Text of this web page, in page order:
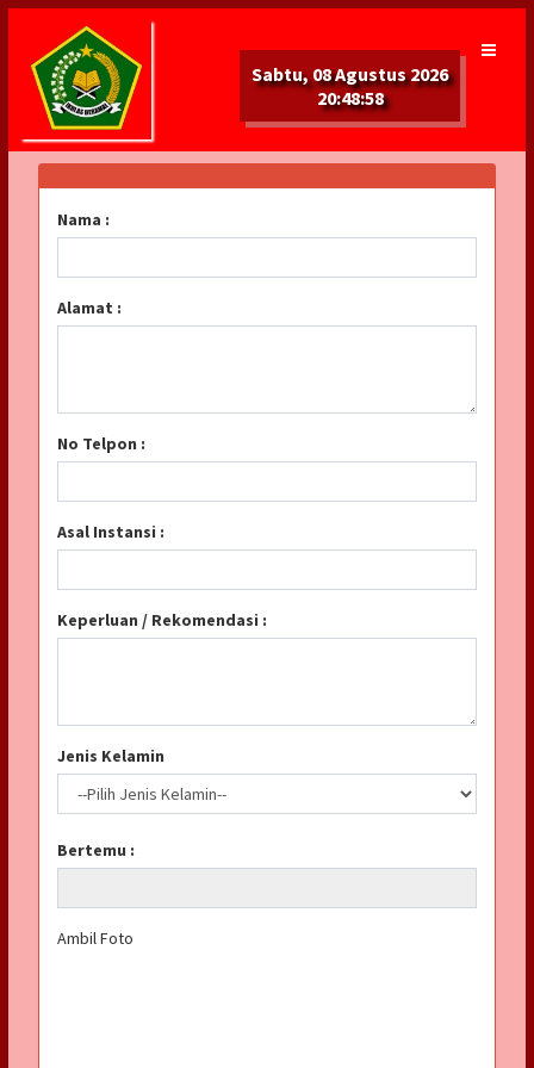
Sabtu, 08 Agustus 2026
20:48:58
Nama :
Alamat :
No Telpon :
Asal Instansi :
Keperluan / Rekomendasi :
Jenis Kelamin
Bertemu :
Ambil Foto